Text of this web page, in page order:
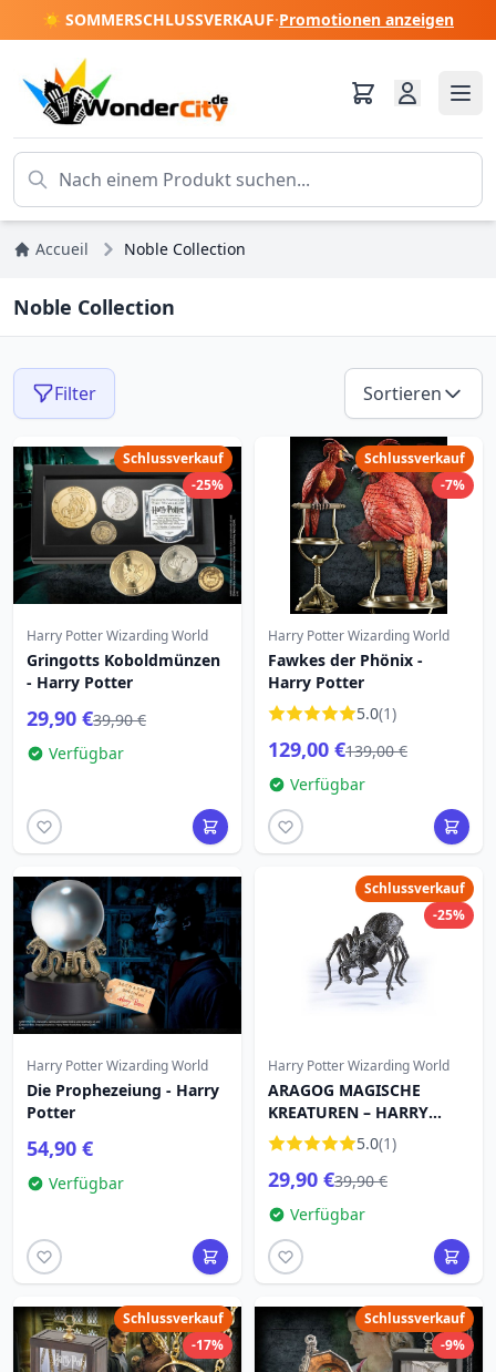
☀️ SOMMERSCHLUSSVERKAUF·Promotionen anzeigen
Accueil Noble Collection
Noble Collection
Filter Sortieren
Schlussverkauf
-25%
Harry Potter Wizarding World
Gringotts Koboldmünzen
- Harry Potter
29,90 €39,90 €
Verfügbar
Schlussverkauf
-7%
Harry Potter Wizarding World
Fawkes der Phönix -
Harry Potter
5.0(1)
129,00 €139,00 €
Verfügbar
Harry Potter Wizarding World
Die Prophezeiung - Harry
Potter
54,90 €
Verfügbar
Schlussverkauf
-25%
Harry Potter Wizarding World
ARAGOG MAGISCHE
KREATUREN – HARRY
POTTER
5.0(1)
29,90 €39,90 €
Verfügbar
Schlussverkauf
-17%
Schlussverkauf
-9%